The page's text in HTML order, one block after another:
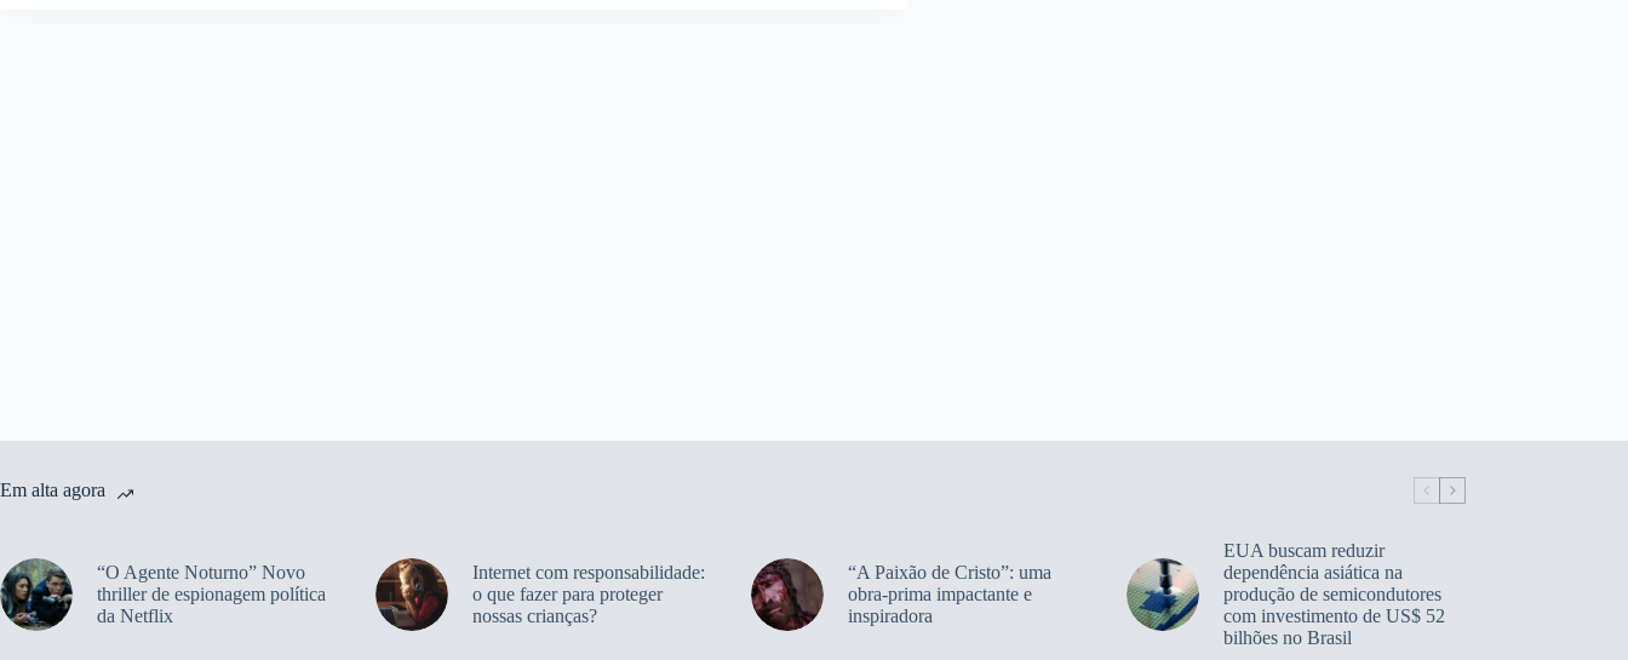
Em alta agora
“O Agente Noturno” Novo
thriller de espionagem política
da Netflix
Internet com responsabilidade:
o que fazer para proteger
nossas crianças?
“A Paixão de Cristo”: uma
obra-prima impactante e
inspiradora
EUA buscam reduzir
dependência asiática na
produção de semicondutores
com investimento de US$ 52
bilhões no Brasil